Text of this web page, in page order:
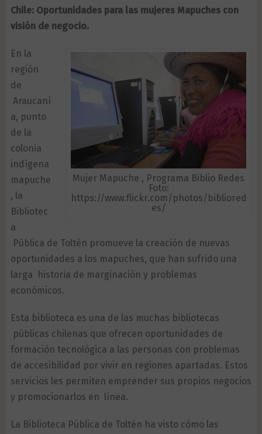
Chile: Oportunidades para las mujeres Mapuches con
visión de negocio.
Mujer Mapuche , Programa Biblio Redes
Foto:
https://www.flickr.com/photos/bibliored
es/
En la
región
de
Araucaní
a, punto
de la
colonia
indígena
mapuche
, la
Bibliotec
a
Pública de Toltén promueve la creación de nuevas
oportunidades a los mapuches, que han sufrido una
larga historia de marginación y problemas
económicos.
Esta biblioteca es una de las muchas bibliotecas
públicas chilenas que ofrecen oportunidades de
formación tecnológica a las personas con problemas
de accesibilidad por vivir en regiones apartadas. Estos
servicios les permiten emprender sus propios negocios
y promocionarlos en línea.
La Biblioteca Pública de Toltén ha visto cómo las